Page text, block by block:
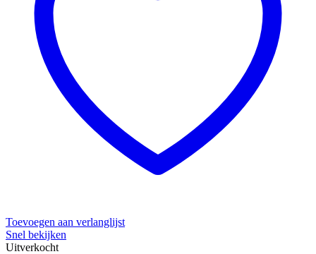
Toevoegen aan verlanglijst
Snel bekijken
Uitverkocht